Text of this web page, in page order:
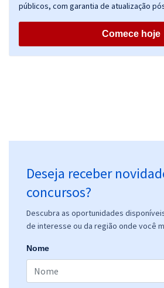
públicos, com garantia de atualização
Comece hoje
Deseja receber
concursos?
Descubra as oportunidades
de interesse ou da região onde você
Nome